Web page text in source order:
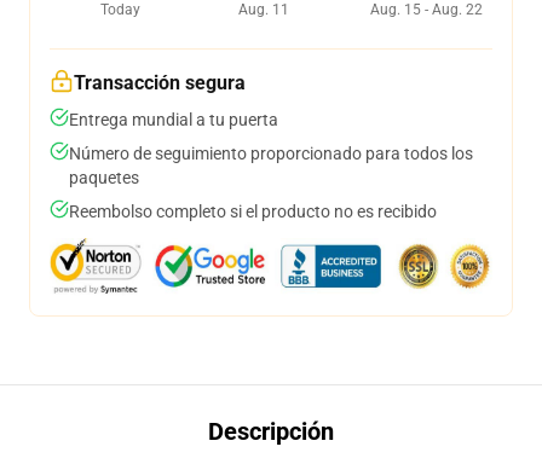
Today
Aug. 11
Aug. 15 - Aug. 22
Transacción segura
Entrega mundial a tu puerta
Número de seguimiento proporcionado para todos los
paquetes
Reembolso completo si el producto no es recibido
Descripción